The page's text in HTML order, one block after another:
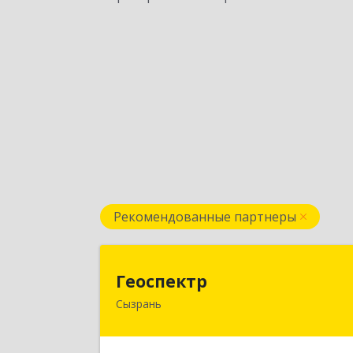
Рекомендованные партнеры
Геоспектр
Сызрань446001, Самарская обл, Сызрань г,